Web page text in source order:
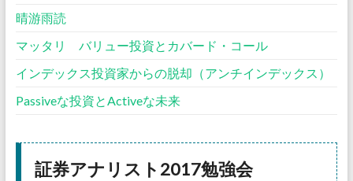
晴游雨読
マッタリ バリュー投資とカバード・コール
インデックス投資家からの脱却（アンチインデックス）
Passiveな投資とActiveな未来
証券アナリスト2017勉強会